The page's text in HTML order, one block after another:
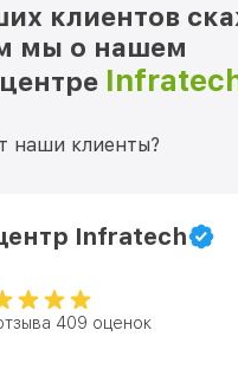
клиентов
мы о нашем
наши клиенты?
Infratech
409 оценок